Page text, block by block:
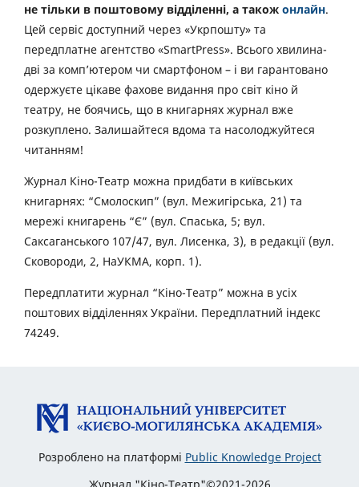
не тільки в поштовому відділенні, а також онлайн.
Цей сервіс доступний через «Укрпошту» та
передплатне агентство «SmartPress». Всього хвилина-
дві за комп’ютером чи смартфоном – і ви гарантовано
одержуєте цікаве фахове видання про світ кіно й
театру, не боячись, що в книгарнях журнал вже
розкуплено. Залишайтеся вдома та насолоджуйтеся
читанням!
Журнал Кіно-Театр можна придбати в київських
книгарнях: “Смолоскип” (вул. Межигірська, 21) та
мережі книгарень “Є” (вул. Спаська, 5; вул.
Саксаганського 107/47, вул. Лисенка, 3), в редакції (вул.
Сковороди, 2, НаУКМА, корп. 1).
Передплатити журнал “Кіно-Театр” можна в усіх
поштових відділеннях України. Передплатний індекс
74249.
Розроблено на платформі Public Knowledge Project